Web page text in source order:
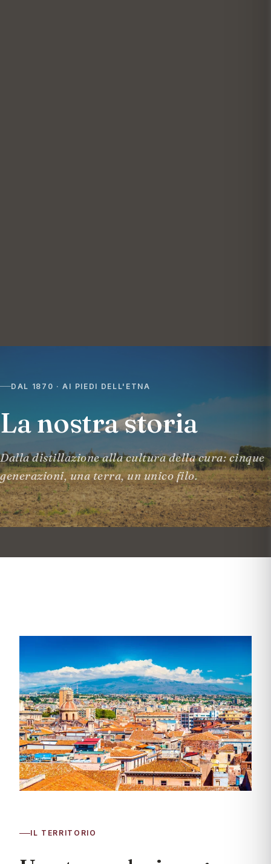
DAL 1870 · AI PIEDI DELL'ETNA
La nostra storia
Dalla distillazione alla cultura della cura: cinque
generazioni, una terra, un unico filo.
IL TERRITORIO